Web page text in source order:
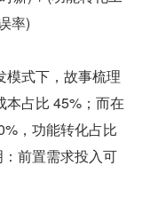
率)
本占比 45%；而在
，功能转化占比
前置需求投入可